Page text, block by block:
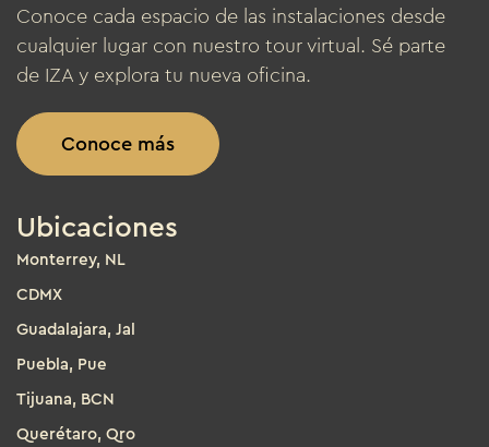
Conoce cada espacio de las instalaciones desde
cualquier lugar con nuestro tour virtual. Sé parte
de IZA y explora tu nueva oficina.
Conoce más
Ubicaciones
Monterrey, NL
CDMX
Guadalajara, Jal
Puebla, Pue
Tijuana, BCN
Querétaro, Qro